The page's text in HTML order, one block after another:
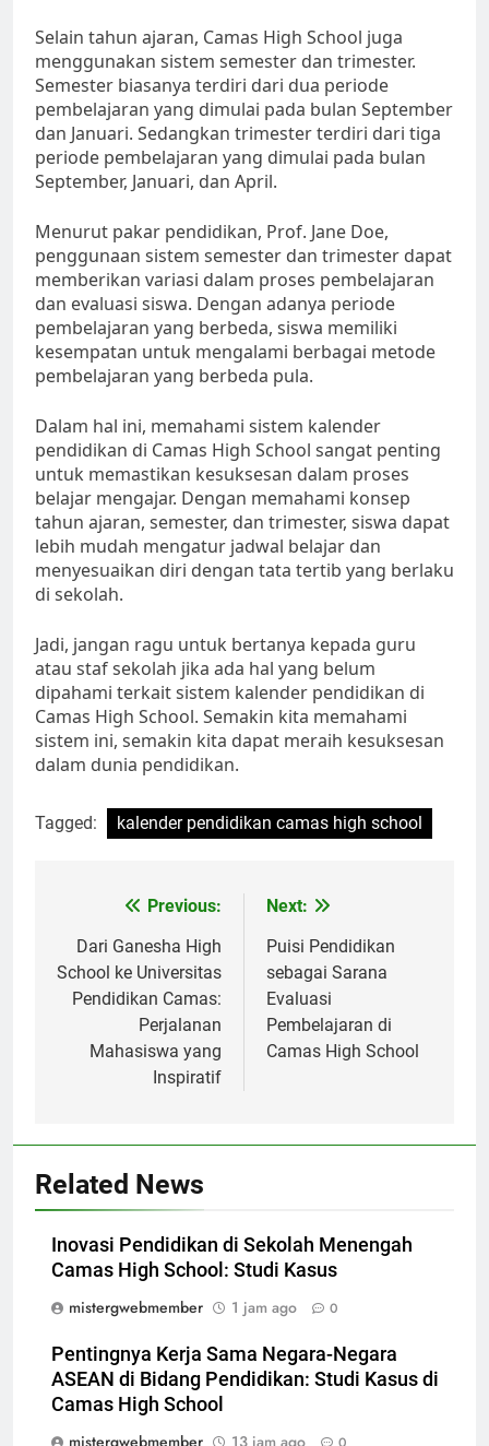
Selain tahun ajaran, Camas High School juga
menggunakan sistem semester dan trimester.
Semester biasanya terdiri dari dua periode
pembelajaran yang dimulai pada bulan September
dan Januari. Sedangkan trimester terdiri dari tiga
periode pembelajaran yang dimulai pada bulan
September, Januari, dan April.
Menurut pakar pendidikan, Prof. Jane Doe,
penggunaan sistem semester dan trimester dapat
memberikan variasi dalam proses pembelajaran
dan evaluasi siswa. Dengan adanya periode
pembelajaran yang berbeda, siswa memiliki
kesempatan untuk mengalami berbagai metode
pembelajaran yang berbeda pula.
Dalam hal ini, memahami sistem kalender
pendidikan di Camas High School sangat penting
untuk memastikan kesuksesan dalam proses
belajar mengajar. Dengan memahami konsep
tahun ajaran, semester, dan trimester, siswa dapat
lebih mudah mengatur jadwal belajar dan
menyesuaikan diri dengan tata tertib yang berlaku
di sekolah.
Jadi, jangan ragu untuk bertanya kepada guru
atau staf sekolah jika ada hal yang belum
dipahami terkait sistem kalender pendidikan di
Camas High School. Semakin kita memahami
sistem ini, semakin kita dapat meraih kesuksesan
dalam dunia pendidikan.
Tagged: kalender pendidikan camas high school
Navigasi
pos
Previous:
Dari Ganesha High
School ke Universitas
Pendidikan Camas:
Perjalanan
Mahasiswa yang
Inspiratif
Next:
Puisi Pendidikan
sebagai Sarana
Evaluasi
Pembelajaran di
Camas High School
Related News
Inovasi Pendidikan di Sekolah Menengah
Camas High School: Studi Kasus
mistergwebmember
1 jam ago 0
Pentingnya Kerja Sama Negara-Negara
ASEAN di Bidang Pendidikan: Studi Kasus di
Camas High School
mistergwebmember
13 jam ago